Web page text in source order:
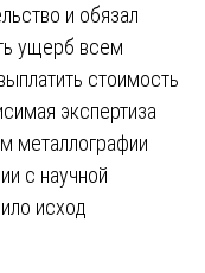
и обязал
ущерб всем
стоимость
экспертиза
металлографии
с научной
исход